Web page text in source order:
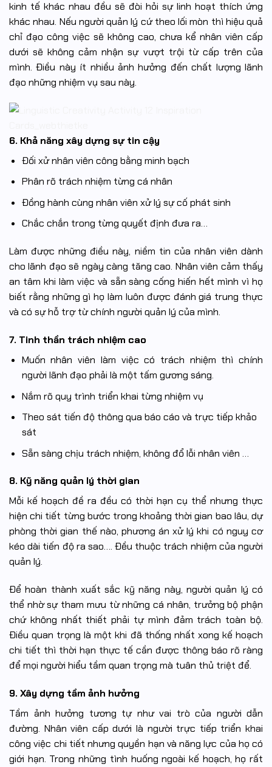
kinh tế khác nhau đều sẽ đòi hỏi sự linh hoạt thích ứng
khác nhau. Nếu người quản lý cứ theo lối mòn thì hiệu quả
chỉ đạo công việc sẽ không cao, chưa kể nhân viên cấp
dưới sẽ không cảm nhận sự vượt trội từ cấp trên của
mình. Điều này ít nhiều ảnh hưởng đến chất lượng lãnh
đạo những nhiệm vụ sau này.
6. Khả năng xây dựng sự tin cậy
Đối xử nhân viên công bằng minh bạch
Phân rõ trách nhiệm từng cá nhân
Đồng hành cùng nhân viên xử lý sự cố phát sinh
Chắc chắn trong từng quyết định đưa ra…
Làm được những điều này, niềm tin của nhân viên dành
cho lãnh đạo sẽ ngày càng tăng cao. Nhân viên cảm thấy
an tâm khi làm việc và sẵn sàng cống hiến hết mình vì họ
biết rằng những gì họ làm luôn được đánh giá trung thực
và có sự hỗ trợ từ chính người quản lý của mình.
7. Tinh thần trách nhiệm cao
Muốn nhân viên làm việc có trách nhiệm thì chính
người lãnh đạo phải là một tấm gương sáng.
Nắm rõ quy trình triển khai từng nhiệm vụ
Theo sát tiến độ thông qua báo cáo và trực tiếp khảo
sát
Sẵn sàng chịu trách nhiệm, không đổ lỗi nhân viên …
8. Kỹ năng quản lý thời gian
Mỗi kế hoạch đề ra đều có thời hạn cụ thể nhưng thực
hiện chi tiết từng bước trong khoảng thời gian bao lâu, dự
phòng thời gian thế nào, phương án xử lý khi có nguy cơ
kéo dài tiến độ ra sao…. Đều thuộc trách nhiệm của người
quản lý.
Để hoàn thành xuất sắc kỹ năng này, người quản lý có
thể nhờ sự tham mưu từ những cá nhân, trưởng bộ phận
chứ không nhất thiết phải tự mình đảm trách toàn bộ.
Điều quan trọng là một khi đã thống nhất xong kế hoạch
chi tiết thì thời hạn thực tế cần được thông báo rõ ràng
để mọi người hiểu tầm quan trọng mà tuân thủ triệt để.
9. Xây dựng tầm ảnh hưởng
Tầm ảnh hưởng tương tự như vai trò của người dẫn
đường. Nhân viên cấp dưới là người trực tiếp triển khai
công việc chi tiết nhưng quyền hạn và năng lực của họ có
giới hạn. Trong những tình huống ngoài kế hoạch, họ rất